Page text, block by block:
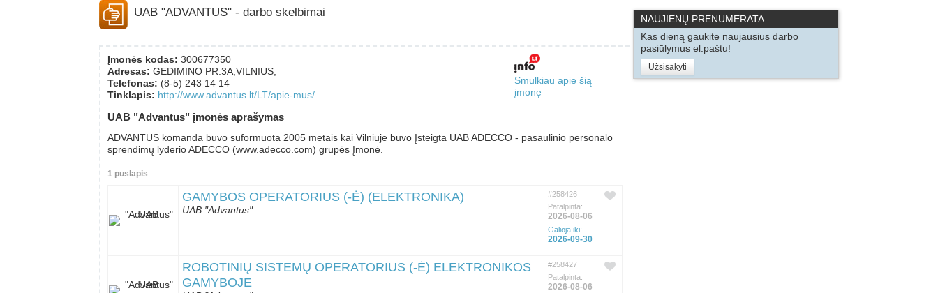
UAB "ADVANTUS" - darbo skelbimai
Įmonės kodas: 300677350
Adresas: GEDIMINO PR.3A,VILNIUS,
Telefonas: (8-5) 243 14 14
Tinklapis: http://www.advantus.lt/LT/apie-mus/
Smulkiau apie šią
įmonę
UAB "Advantus" įmonės aprašymas
ADVANTUS komanda buvo suformuota 2005 metais kai Vilniuje buvo Įsteigta UAB ADECCO - pasaulinio personalo
sprendimų lyderio ADECCO (www.adecco.com) grupės Įmonė.
1 puslapis
GAMYBOS OPERATORIUS (-Ė) (ELEKTRONIKA)
UAB "Advantus"
#258426
Patalpinta:
2026-08-06
Galioja iki:
2026-09-30
ROBOTINIŲ SISTEMŲ OPERATORIUS (-Ė) ELEKTRONIKOS
GAMYBOJE
#258427
Patalpinta:
2026-08-06
NAUJIENŲ PRENUMERATA
Kas dieną gaukite naujausius darbo
pasiūlymus el.paštu!
Užsisakyti